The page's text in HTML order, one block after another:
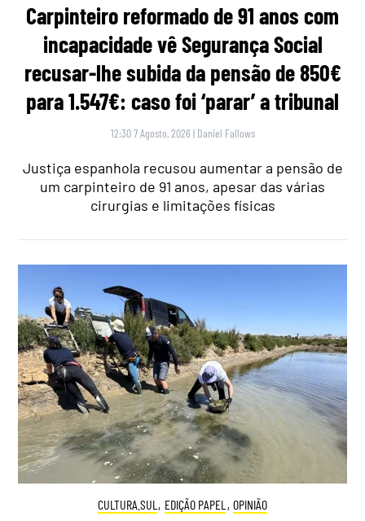
Carpinteiro reformado de 91 anos com
incapacidade vê Segurança Social
recusar-lhe subida da pensão de 850€
para 1.547€: caso foi ‘parar’ a tribunal
12:30 7 Agosto, 2026 | Daniel Fallows
Justiça espanhola recusou aumentar a pensão de
um carpinteiro de 91 anos, apesar das várias
cirurgias e limitações físicas
CULTURA.SUL , EDIÇÃO PAPEL , OPINIÃO